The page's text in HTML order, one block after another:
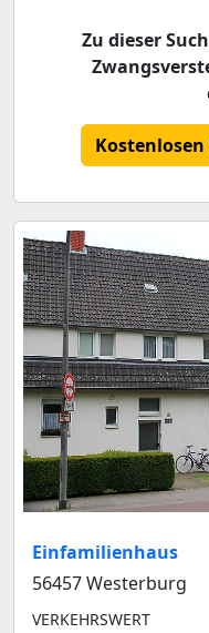
Zu dieser
Einfamilienhaus
56457 Westerburg
VERKEHRSWERT